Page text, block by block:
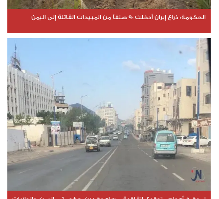
الحكومة: ذراع إيران أدخلت 90 صنفاً من المبيدات القاتلة إلى اليمن